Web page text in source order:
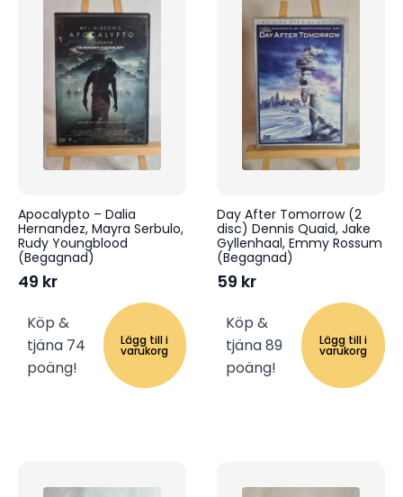
Apocalypto – Dalia
Hernandez, Mayra Serbulo,
Rudy Youngblood
(Begagnad)
49 kr
Köp &
tjäna 74
poäng!
Lägg till i
varukorg
Day After Tomorrow (2
disc) Dennis Quaid, Jake
Gyllenhaal, Emmy Rossum
(Begagnad)
59 kr
Köp &
tjäna 89
poäng!
Lägg till i
varukorg